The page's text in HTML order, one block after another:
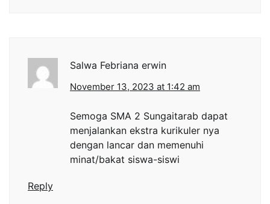
Salwa Febriana erwin
November 13, 2023 at 1:42 am
Semoga SMA 2 Sungaitarab dapat
menjalankan ekstra kurikuler nya
dengan lancar dan memenuhi
minat/bakat siswa-siswi
Reply